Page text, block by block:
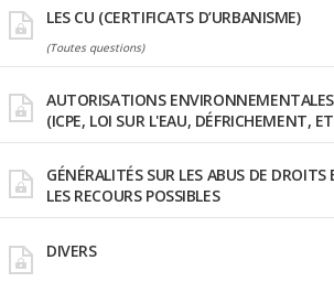
LES CU (CERTIFICATS D’URBANISME)
(Toutes questions)
AUTORISATIONS ENVIRONNEMENTALES
(ICPE, LOI SUR L'EAU, DÉFRICHEMENT,
GÉNÉRALITÉS SUR LES ABUS DE DROITS
LES RECOURS POSSIBLES
DIVERS